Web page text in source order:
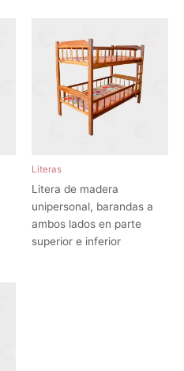
Literas
Litera de madera
unipersonal, barandas a
ambos lados en parte
superior e inferior